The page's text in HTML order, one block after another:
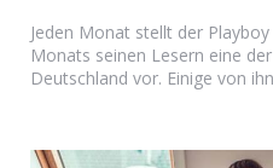
Jeden Monat stellt der
Monats seinen Lesern eine
Deutschland vor. Einige von